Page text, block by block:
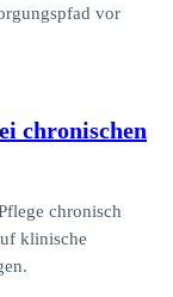
vor
chronischen
chronisch
klinische